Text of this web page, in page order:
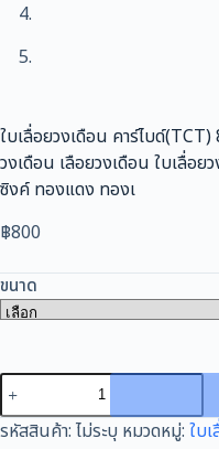
ใบเลื่อยวงเดือน คาร์ไบด์
วงเดือน เลือยวงเดือน ใบเลื่อ
ซิงค์ ทองแดง ทองเ
฿800
ขนาด
จำนวน
ใบ
เลื่อย
รหัสสินค้า: ไม่ระบุ หมวดหมู่: ใบ